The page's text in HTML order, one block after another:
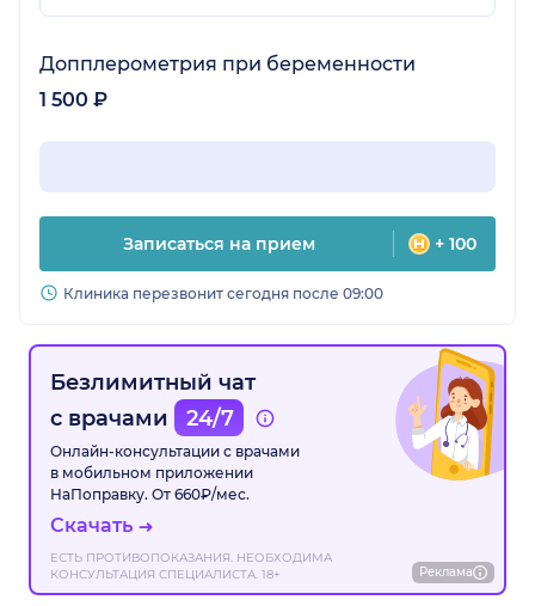
Допплерометрия при беременности
1 500 ₽
Записаться на прием + 100
Клиника перезвонит сегодня после 09:00
Безлимитный чат
с врачами
24/7
Онлайн-консультации с врачами
в мобильном приложении
НаПоправку. От 660₽/мес.
Скачать
ЕСТЬ ПРОТИВОПОКАЗАНИЯ. НЕОБХОДИМА
КОНСУЛЬТАЦИЯ СПЕЦИАЛИСТА. 18+
Реклама